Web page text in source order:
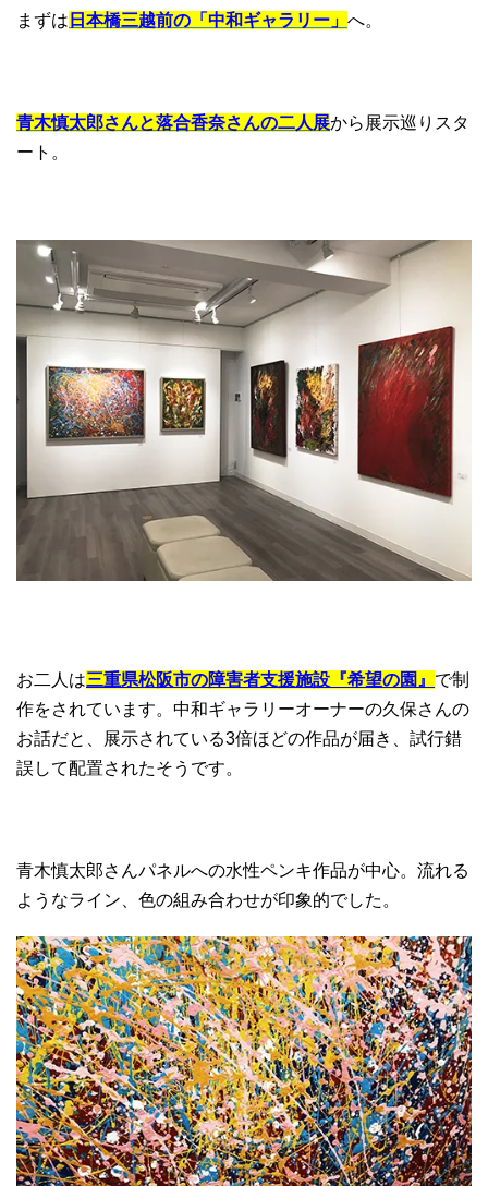
まずは 日本橋三越前の「中和ギャラリー」 へ。
青木慎太郎さんと落合香奈さんの二人展から展示巡りスタ
ート。
お二人は三重県松阪市の障害者支援施設『希望の園』 で制
作をされています。中和ギャラリーオーナーの久保さんの
お話だと、展示されている3倍ほどの作品が届き、試行錯
誤して配置されたそうです。
青木慎太郎さんパネルへの水性ペンキ作品が中心。流れる
ようなライン、色の組み合わせが印象的でした。